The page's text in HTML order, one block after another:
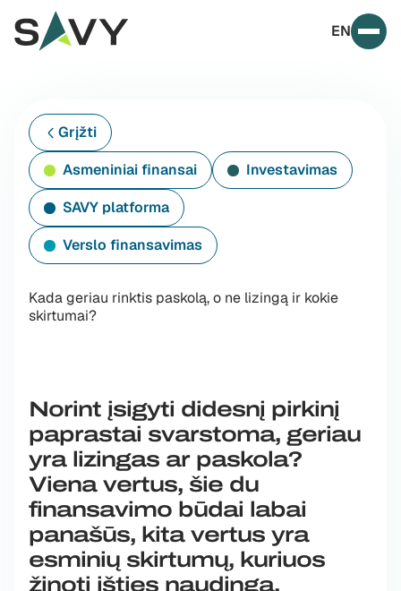
Skip to content
EN
Asmeniniai finansai
Investavimas
SAVY platforma
Verslo finansavimas
Grįžti
Kada geriau rinktis paskolą, o ne lizingą ir kokie
skirtumai?
Norint įsigyti didesnį pirkinį
paprastai svarstoma, geriau
yra lizingas ar paskola?
Viena vertus, šie du
finansavimo būdai labai
panašūs, kita vertus yra
esminių skirtumų, kuriuos
žinoti išties naudinga.